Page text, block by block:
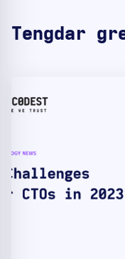
Tengdar